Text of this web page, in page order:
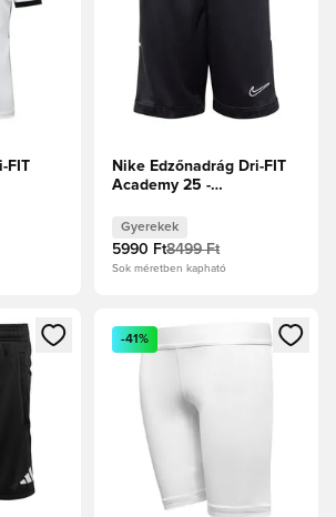
FIT
Nike Edzőnadrág Dri-FIT
Academy 25 -
Gyerekek
5990 Ft8499 Ft
Sok méretben kapható
a bejelentkezéshez vagy a tagként
Megnyit egy modált a
-41%